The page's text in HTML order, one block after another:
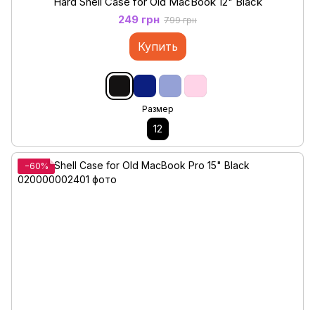
249 грн 799 грн
Купить
Размер
12
−60%